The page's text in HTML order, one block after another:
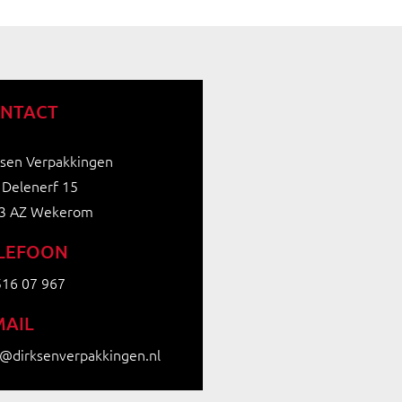
Verpakkingen
Delenerf 15
AZ Wekerom
07 967